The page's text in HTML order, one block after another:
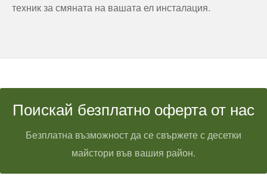
техник за смяната на вашата ел инсталация.
Поискай безплатно оферта от нас
Безплатна възможност да се свържете с десетки
майстори във вашия район.